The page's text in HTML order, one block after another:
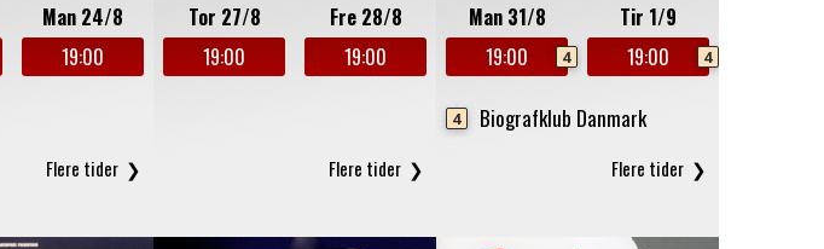
Man 24/8
19:00
Tor 27/8
19:00
Fre 28/8
19:00
Man 31/8
19:00
4
Tir 1/9
19:00
4
4 Biografklub Danmark